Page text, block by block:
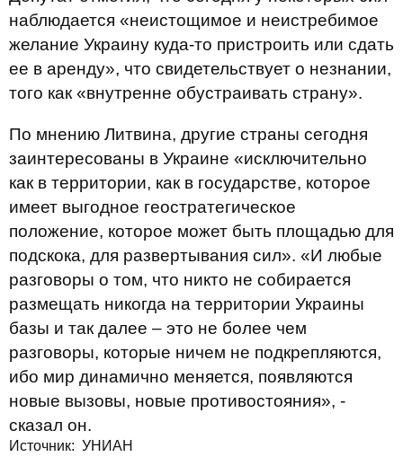
наблюдается «неистощимое и неистребимое
желание Украину куда-то пристроить или сдать
ее в аренду», что свидетельствует о незнании,
того как «внутренне обустраивать страну».
По мнению Литвина, другие страны сегодня
заинтересованы в Украине «исключительно
как в территории, как в государстве, которое
имеет выгодное геостратегическое
положение, которое может быть площадью для
подскока, для развертывания сил». «И любые
разговоры о том, что никто не собирается
размещать никогда на территории Украины
базы и так далее – это не более чем
разговоры, которые ничем не подкрепляются,
ибо мир динамично меняется, появляются
новые вызовы, новые противостояния», -
сказал он.
Источник: УНИАН